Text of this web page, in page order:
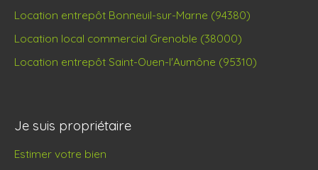
Location entrepôt Bonneuil-sur-Marne (94380)
Location local commercial Grenoble (38000)
Location entrepôt Saint-Ouen-l'Aumône (95310)
Je suis propriétaire
Estimer votre bien